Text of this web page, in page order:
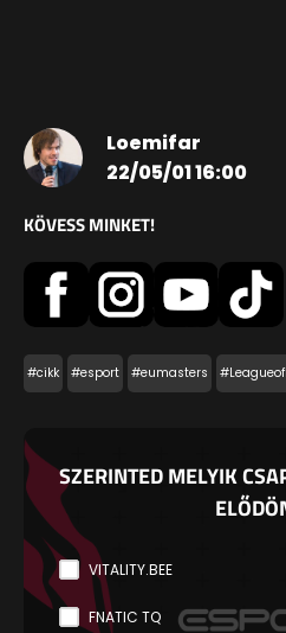
Loemifar
22/05/01 16:00
KÖVESS MINKET!
#cikk #esport #eumasters
SZERINTED MELYIK
VITALITY.BEE
FNATIC TQ